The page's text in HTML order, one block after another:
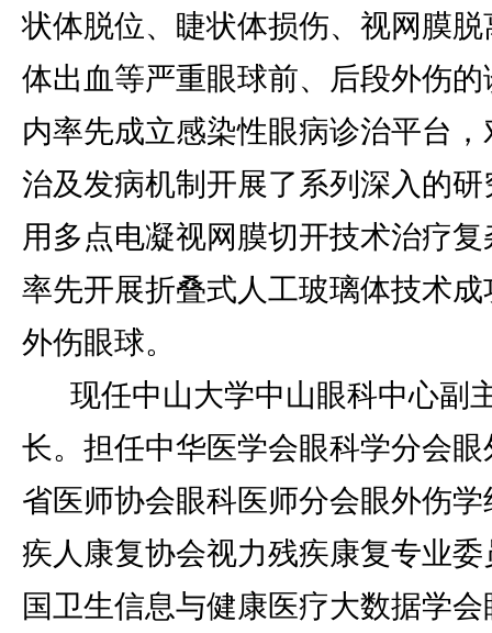
状体脱位、睫状体损伤、视网膜
体出血等严重眼球前、后段外伤
内率先成立感染性眼病诊治平台
治及发病机制开展了系列深入的
用多点电凝视网膜切开技术治疗
率先开展折叠式人工玻璃体技术
外伤眼球。
现任中山大学中山眼科中心副
长。担任中华医学会眼科学分会
省医师协会眼科医师分会眼外伤
疾人康复协会视力残疾康复专业
国卫生信息与健康医疗大数据学